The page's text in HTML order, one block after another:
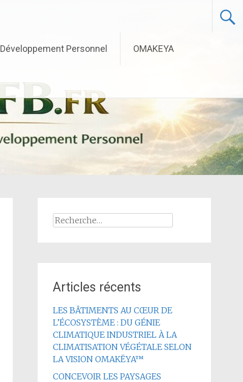
Développement Personnel OMAKEYA
Rechercher :
Articles récents
LES BÂTIMENTS AU CŒUR DE
L’ÉCOSYSTÈME : DU GÉNIE
CLIMATIQUE INDUSTRIEL À LA
CLIMATISATION VÉGÉTALE SELON
LA VISION OMAKËYA™
CONCEVOIR LES PAYSAGES